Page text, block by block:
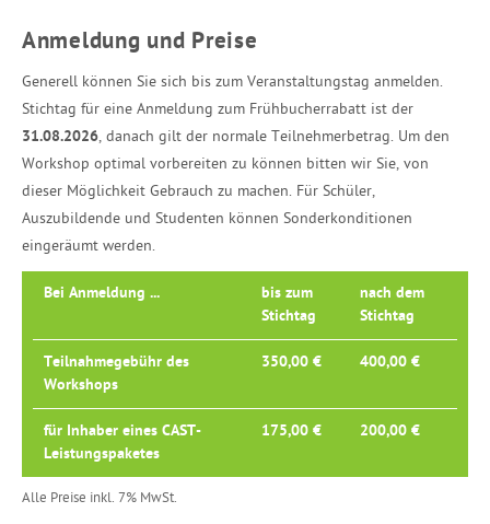
Anmeldung und Preise
Generell können Sie sich bis zum Veranstaltungstag anmelden.
Stichtag für eine Anmeldung zum Frühbucherrabatt ist der
31.08.2026, danach gilt der normale Teilnehmerbetrag. Um den
Workshop optimal vorbereiten zu können bitten wir Sie, von
dieser Möglichkeit Gebrauch zu machen. Für Schüler,
Auszubildende und Studenten können Sonderkonditionen
eingeräumt werden.
Bei Anmeldung ...
bis zum
Stichtag
nach dem
Stichtag
Teilnahmegebühr des
Workshops
350,00 € 400,00 €
für Inhaber eines CAST-
Leistungspaketes
175,00 € 200,00 €
Alle Preise inkl. 7% MwSt.